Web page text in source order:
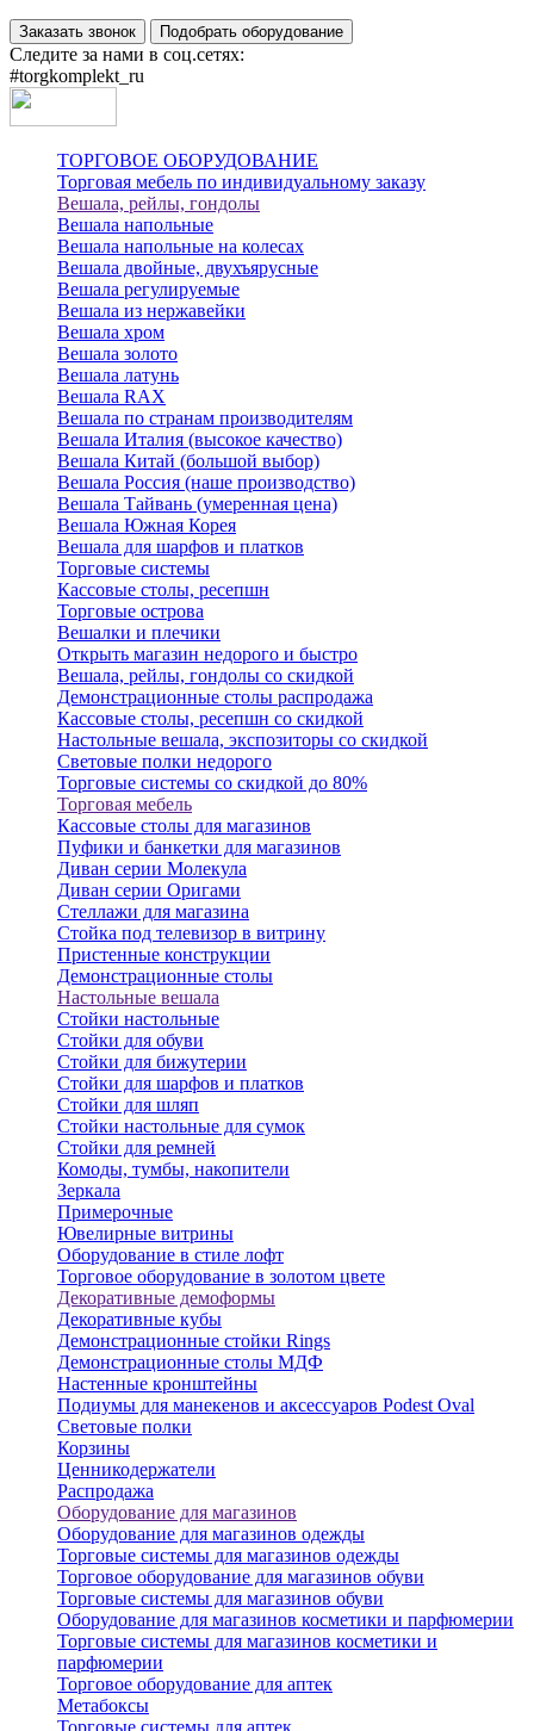
Заказать звонок Подобрать оборудование
Следите за нами в соц.сетях:
#torgkomplekt_ru
ТОРГОВОЕ ОБОРУДОВАНИЕ
Торговая мебель по индивидуальному заказу
Вешала, рейлы, гондолы
Вешала напольные
Вешала напольные на колесах
Вешала двойные, двухъярусные
Вешала регулируемые
Вешала из нержавейки
Вешала хром
Вешала золото
Вешала латунь
Вешала RAX
Вешала по странам производителям
Вешала Италия (высокое качество)
Вешала Китай (большой выбор)
Вешала Россия (наше производство)
Вешала Тайвань (умеренная цена)
Вешала Южная Корея
Вешала для шарфов и платков
Торговые системы
Кассовые столы, ресепшн
Торговые острова
Вешалки и плечики
Открыть магазин недорого и быстро
Вешала, рейлы, гондолы со скидкой
Демонстрационные столы распродажа
Кассовые столы, ресепшн со скидкой
Настольные вешала, экспозиторы со скидкой
Световые полки недорого
Торговые системы со скидкой до 80%
Торговая мебель
Кассовые столы для магазинов
Пуфики и банкетки для магазинов
Диван серии Молекула
Диван серии Оригами
Стеллажи для магазина
Стойка под телевизор в витрину
Пристенные конструкции
Демонстрационные столы
Настольные вешала
Стойки настольные
Стойки для обуви
Стойки для бижутерии
Стойки для шарфов и платков
Стойки для шляп
Стойки настольные для сумок
Стойки для ремней
Комоды, тумбы, накопители
Зеркала
Примерочные
Ювелирные витрины
Оборудование в стиле лофт
Торговое оборудование в золотом цвете
Декоративные демоформы
Декоративные кубы
Демонстрационные стойки Rings
Демонстрационные столы МДФ
Настенные кронштейны
Подиумы для манекенов и аксессуаров Podest Oval
Световые полки
Корзины
Ценникодержатели
Распродажа
Оборудование для магазинов
Оборудование для магазинов одежды
Торговые системы для магазинов одежды
Торговое оборудование для магазинов обуви
Торговые системы для магазинов обуви
Оборудование для магазинов косметики и парфюмерии
Торговые системы для магазинов косметики и
парфюмерии
Торговое оборудование для аптек
Метабоксы
Торговые системы для аптек